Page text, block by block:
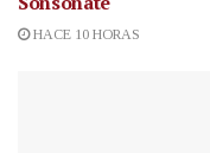
HACE 10 HORAS